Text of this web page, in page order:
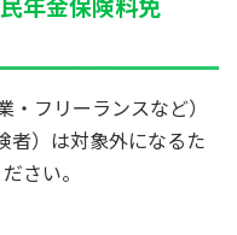
フリーランスなど）
者）は対象外になるた
さい。